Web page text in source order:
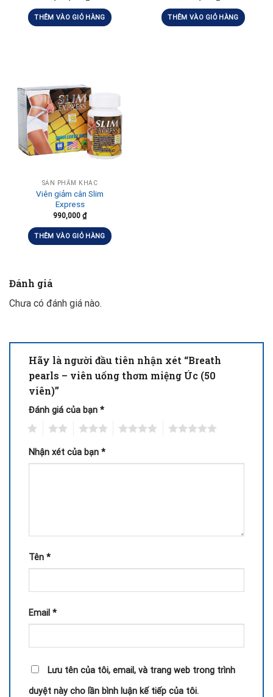
THÊM VÀO GIỎ HÀNG THÊM VÀO GIỎ HÀNG
SẢN PHẨM KHÁC
Viên giảm cân Slim
Express
990,000 ₫
THÊM VÀO GIỎ HÀNG
Đánh giá
Chưa có đánh giá nào.
Hãy là người đầu tiên nhận xét “Breath
pearls – viên uống thơm miệng Úc (50
viên)”
Đánh giá của bạn *
Nhận xét của bạn *
Tên *
Email *
Lưu tên của tôi, email, và trang web trong trình
duyệt này cho lần bình luận kế tiếp của tôi.